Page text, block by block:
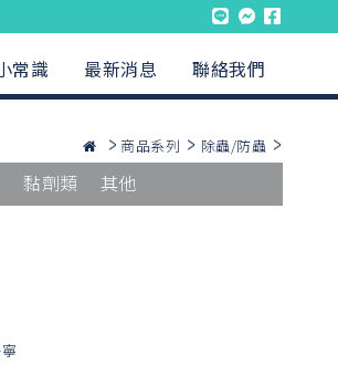
常識 最新消息 聯絡我們
商品系列 除蟲/防蟲
黏劑類 其他